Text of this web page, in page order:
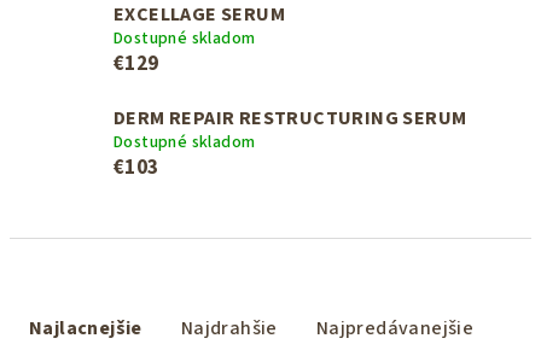
EXCELLAGE SERUM
Dostupné skladom
€129
DERM REPAIR RESTRUCTURING SERUM
Dostupné skladom
€103
Najlacnejšie Najdrahšie Najpredávanejšie